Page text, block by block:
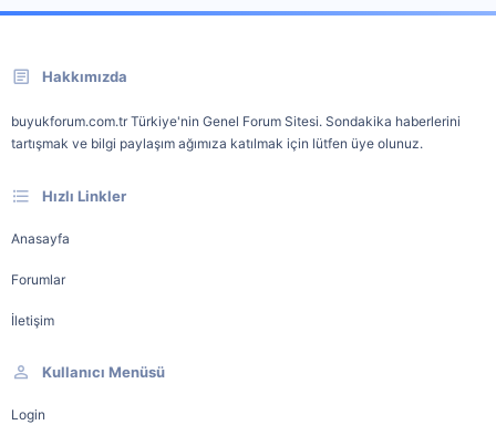
Hakkımızda
buyukforum.com.tr Türkiye'nin Genel Forum Sitesi. Sondakika haberlerini
tartışmak ve bilgi paylaşım ağımıza katılmak için lütfen üye olunuz.
Hızlı Linkler
Anasayfa
Forumlar
İletişim
Kullanıcı Menüsü
Login